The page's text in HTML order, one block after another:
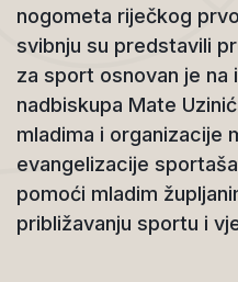
nogometa riječkog
svibnju su predstavili
za sport osnovan je na
nadbiskupa Mate
mladima i organizacije
evangelizacije
pomoći mladim
približavanju sportu i